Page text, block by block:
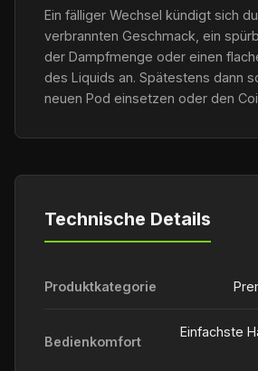
Ein fälliger Wechsel kündigt sich
verbrannten Geschmack, ein
der Dampfmenge oder einen
des Liquids an. Spätestens dann
neuen Pod einsetzen oder den
Technische Details
Produktkategorie
Bedienkomfort
Einfachste